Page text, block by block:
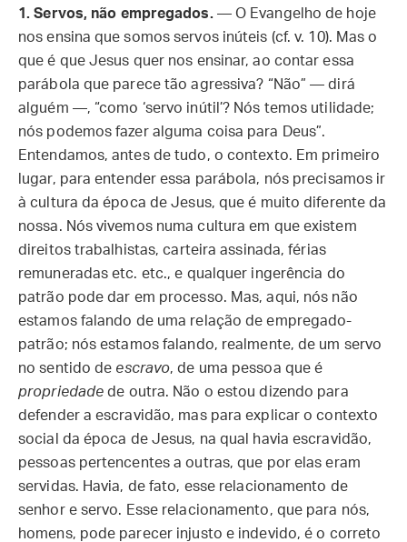
1. Servos, não empregados. — O Evangelho de hoje
nos ensina que somos servos inúteis (cf. v. 10). Mas o
que é que Jesus quer nos ensinar, ao contar essa
parábola que parece tão agressiva? “Não” — dirá
alguém —, “como ‘servo inútil’? Nós temos utilidade;
nós podemos fazer alguma coisa para Deus”.
Entendamos, antes de tudo, o contexto. Em primeiro
lugar, para entender essa parábola, nós precisamos ir
à cultura da época de Jesus, que é muito diferente da
nossa. Nós vivemos numa cultura em que existem
direitos trabalhistas, carteira assinada, férias
remuneradas etc. etc., e qualquer ingerência do
patrão pode dar em processo. Mas, aqui, nós não
estamos falando de uma relação de empregado-
patrão; nós estamos falando, realmente, de um servo
no sentido de escravo, de uma pessoa que é
propriedade de outra. Não o estou dizendo para
defender a escravidão, mas para explicar o contexto
social da época de Jesus, na qual havia escravidão,
pessoas pertencentes a outras, que por elas eram
servidas. Havia, de fato, esse relacionamento de
senhor e servo. Esse relacionamento, que para nós,
homens, pode parecer injusto e indevido, é o correto